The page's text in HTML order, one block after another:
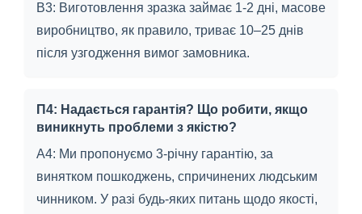
В3: Виготовлення зразка займає 1-2 дні, масове
виробництво, як правило, триває 10–25 днів
після узгодження вимог замовника.
П4: Надається гарантія? Що робити, якщо
виникнуть проблеми з якістю?
A4: Ми пропонуємо 3-річну гарантію, за
винятком пошкоджень, спричинених людським
чинником. У разі будь-яких питань щодо якості,